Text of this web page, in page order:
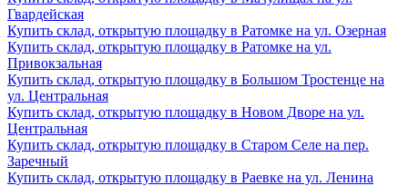
Гвардейская
Купить склад, открытую площадку в Ратомке на ул. Озерная
Купить склад, открытую площадку в Ратомке на ул.
Привокзальная
Купить склад, открытую площадку в Большом Тростенце на
ул. Центральная
Купить склад, открытую площадку в Новом Дворе на ул.
Центральная
Купить склад, открытую площадку в Старом Селе на пер.
Заречный
Купить склад, открытую площадку в Раевке на ул. Ленина